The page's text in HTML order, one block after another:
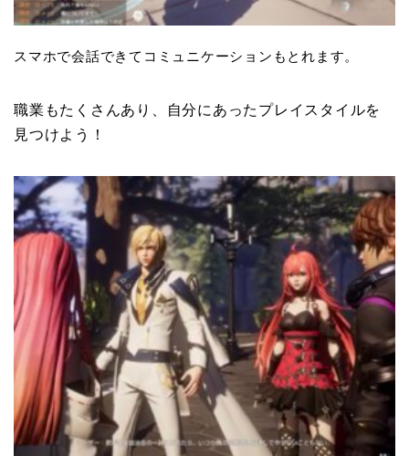
スマホで会話できてコミュニケーションもとれます。
職業もたくさんあり、自分にあったプレイスタイルを
見つけよう！